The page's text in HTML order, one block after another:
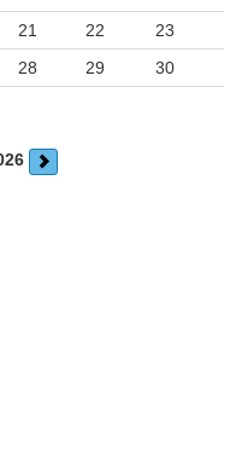
21 22
23
28 29
30